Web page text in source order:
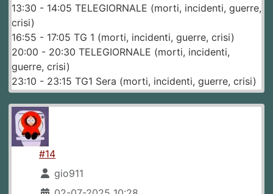
13:30 - 14:05 TELEGIORNALE (morti, incidenti, guerre,
crisi)
16:55 - 17:05 TG 1 (morti, incidenti, guerre, crisi)
20:00 - 20:30 TELEGIORNALE (morti, incidenti,
guerre, crisi)
23:10 - 23:15 TG1 Sera (morti, incidenti, guerre, crisi)
#14
gio911